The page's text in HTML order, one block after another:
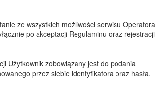
ze wszystkich możliwości serwisu Operatora
po akceptacji Regulaminu oraz rejestracji
Użytkownik zobowiązany jest do podania
przez siebie identyfikatora oraz hasła.